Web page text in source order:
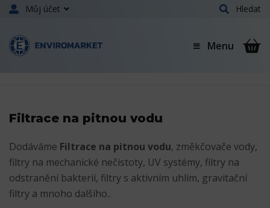
Hledat
Můj účet
Menu
Filtrace na pitnou vodu
Dodáváme Filtrace na pitnou vodu, změkčovače vody,
filtry na mechanické nečistoty, UV systémy, filtry na
odstranění bakterií, filtry s aktivním uhlím, gravitační
filtry a mnoho dalšího..